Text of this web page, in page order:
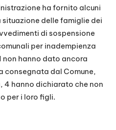
ha fornito alcuni
delle famiglie dei
di sospensione
per inadempienza
non hanno dato ancora
consegnata dal Comune,
4 hanno dichiarato che non
per i loro figli.